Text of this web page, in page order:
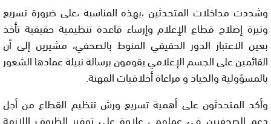
وشددت مداخلات المتحدثين ،بهذه المناسبة ،على ضرورة تسريع
وتيرة إصلاح قطاع الإعلام وإرساء قاعدة تنظيمية حقيقية تأخذ
بعين الاعتبار الدور الحقيقي المنوط بالصحفي، مشيرين إلى أن
القائمين على الجسم الإعلامي يقومون برسالة نبيلة عمادها الشعور
بالمسؤولية والحياد و مراعاة أخلاقيات المهنة.
وأكد المتحدثون على أهمية تسريع ورش تنظيم القطاع من أجل
دعم الصحفيين في عملهم ، علاوة على توفير الظروف اللازمة